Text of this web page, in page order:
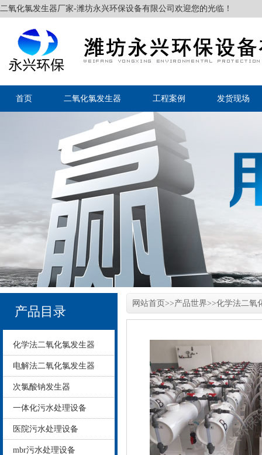
二氧化氯发生器厂家-潍坊永兴环保设备有限公司欢迎您的光临！
首页 二氧化氯发生器 工程案例 发货现场
产品目录
化学法二氧化氯发生器
电解法二氧化氯发生器
次氯酸钠发生器
一体化污水处理设备
医院污水处理设备
mbr污水处理设备
网站首页 >>产品世界>>化学法二氧